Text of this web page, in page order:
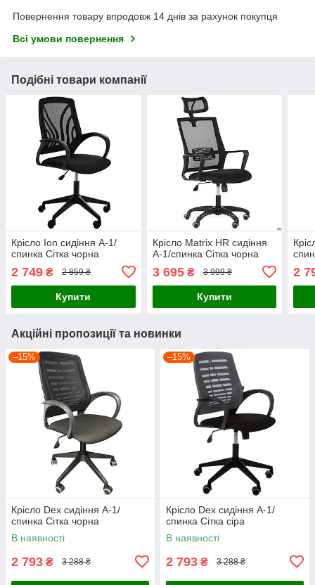
Повернення товару впродовж 14 днів за рахунок покупця
Всі умови повернення
Подібні товари компанії
Крісло Ion сидіння А-1/
спинка Сітка чорна
2 749 ₴ 2 859 ₴
Купити
Крісло Matrix HR сидіння
А-1/спинка Сітка чорна
3 695₴ 3 999 ₴
Купити
2
Акційні пропозиції та новинки
–15%
Крісло Dex сидіння А-1/
спинка Сітка чорна
В наявності
2 793 ₴ 3 288 ₴
–15%
Крісло Dex сидіння А-1/
спинка Сітка сіра
В наявності
2 793 ₴ 3 288 ₴